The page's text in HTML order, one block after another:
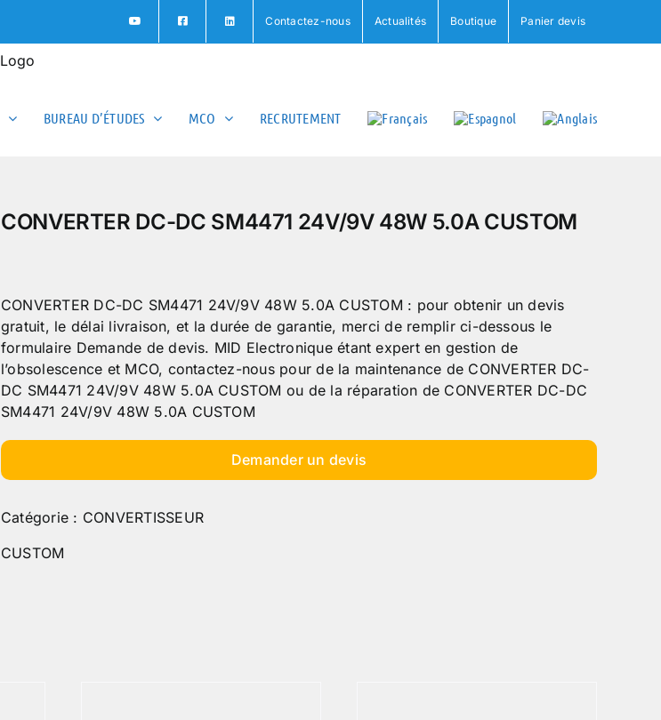
Contactez-nous Actualités Boutique Panier devis
BUREAU D’ÉTUDES MCO RECRUTEMENT
CONVERTER DC-DC SM4471 24V/9V 48W 5.0A CUSTOM
CONVERTER DC-DC SM4471 24V/9V 48W 5.0A CUSTOM : pour obtenir un devis
gratuit, le délai livraison, et la durée de garantie, merci de remplir ci-dessous le
formulaire Demande de devis. MID Electronique étant expert en gestion de
l’obsolescence et MCO, contactez-nous pour de la maintenance de CONVERTER DC-
DC SM4471 24V/9V 48W 5.0A CUSTOM ou de la réparation de CONVERTER DC-DC
SM4471 24V/9V 48W 5.0A CUSTOM
Demander un devis
Catégorie : CONVERTISSEUR
CUSTOM